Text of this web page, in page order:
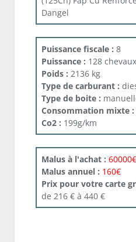
Dangel
Puissance fiscale : 8
Puissance : 128 chevaux
Poids : 2136 kg
Type de carburant :
Type de boite :
Consommation mixte :
Co2 : 199g/km
Malus à l'achat : 60000€
Malus annuel : 160€
Prix pour votre carte
de 216 € à 440 €